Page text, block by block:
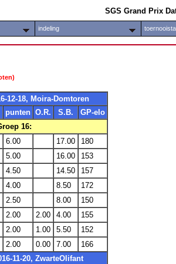
SGS Grand Prix
indeling
12-18, Moira-Domtoren
punten O.R. S.B.
GP-elo
16:
6.00 17.00
180
5.00 16.00
153
4.50 14.50
157
4.00 8.50
172
2.50 8.00
150
2.00 2.00 4.00
155
2.00 1.00 5.50
152
2.00 0.00 7.00
166
11-20, ZwarteOlifant